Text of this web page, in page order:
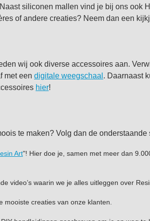
siliconen mallen vind je bij ons
of andere creaties? Neem dan een
wij ook diverse accessoires aan.
met een digitale weegschaal . Daarnaast
hier!
te maken? Volg dan de
Art"! Hier doe je, samen met meer dan
video’s waarin we je alles uitleggen over
mooiste creaties van onze klanten.